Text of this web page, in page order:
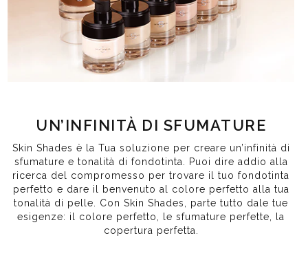
UN’INFINITÀ DI SFUMATURE
Skin Shades è la Tua soluzione per creare un’infinità di
sfumature e tonalità di fondotinta. Puoi dire addio alla
ricerca del compromesso per trovare il tuo fondotinta
perfetto e dare il benvenuto al colore perfetto alla tua
tonalità di pelle. Con Skin Shades, parte tutto dale tue
esigenze: il colore perfetto, le sfumature perfette, la
copertura perfetta.